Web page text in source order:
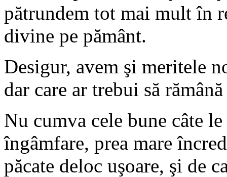
pătrundem tot mai mult în
divine pe pământ.
Desigur, avem şi meritele
dar care ar trebui să
Nu cumva cele bune câte
îngâmfare, prea mare
păcate de­loc uşoare, şi de